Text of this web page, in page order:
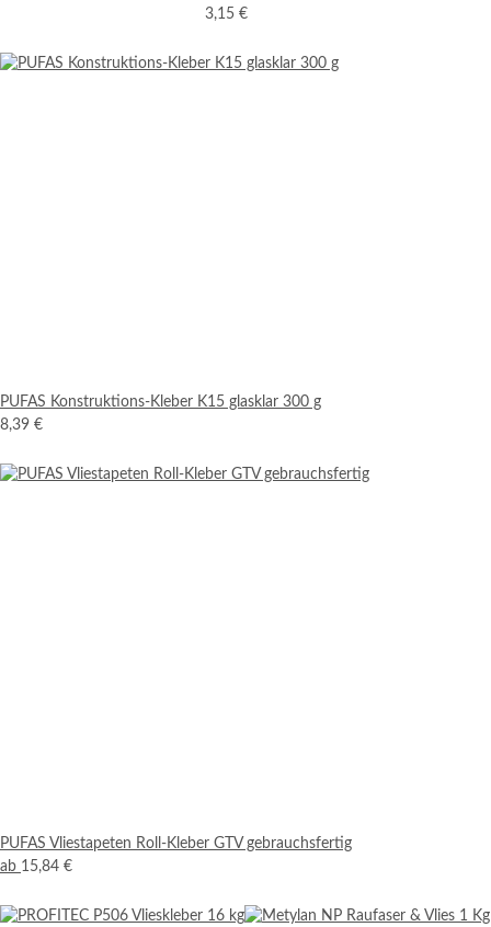
3,15 €
PUFAS Konstruktions-Kleber K15 glasklar 300 g
8,39 €
PUFAS Vliestapeten Roll-Kleber GTV gebrauchsfertig
ab 15,84 €